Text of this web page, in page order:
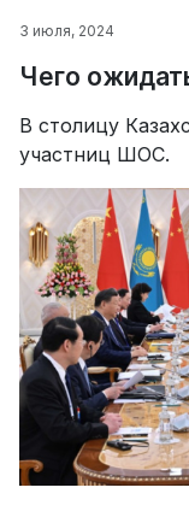
3 июля, 2024
Чего
В столицу
участниц ШОС.